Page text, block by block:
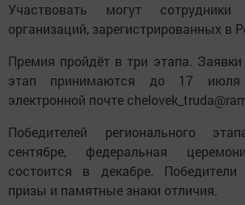
Участвовать могут
организаций, зарегистрированных в
Премия пройдёт в три этапа.
этап принимаются до 17
электронной почте
Победителей регионального
сентябре, федеральная
состоится в декабре.
призы и памятные знаки отличия.